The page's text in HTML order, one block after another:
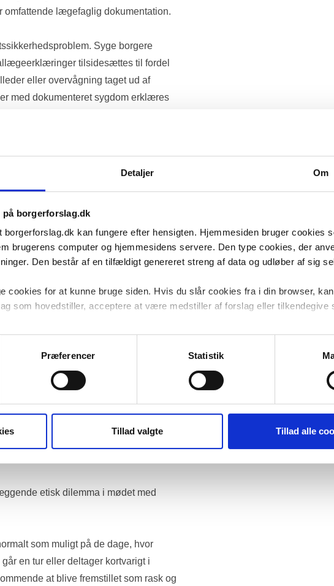
Detaljer Om
borgerforslag.dk
kan fungere efter hensigten. Hjemmesiden bruger cookies
brugerens computer og hjemmesidens servere. Den type cookies, der
Den består af en tilfældigt genereret streng af data og udløber af sig
cookies for at kunne bruge siden. Hvis du slår cookies fra i din browser,
som hovedstiller, acceptere at være medstiller af forslag eller tilkendegive
til at undersøge, hvordan hjemmesiden bliver anvendt for at forbedre
er anonymiserede og kan ikke henføres til navngivne brugere
Præferencer Statistik
Tillad valgte Tillad alle
omfattende lægefaglig dokumentation.
Syge borgere
tilsidesættes til fordel
eller overvågning taget ud af
med dokumenteret sygdom erklæres
også fungerer som dommer, skabes
Det underminerer tilliden til
økonomisk og svækker
veje tungere end private
fratages sin ret til udbetaling for
for selskabet som ofte er
for at anke sagen til
medhold da de læner sig op ad
ofte.
som en fuldt uafhængig og
praksis i overvejende grad falder ud til
lave omgørelsesprocent rejser
lægefaglige dokumentation tillægges
fungerer som en effektiv garant for
som muligt på de dage, hvor
en tur eller deltager kortvarigt i
at blive fremstillet som rask og